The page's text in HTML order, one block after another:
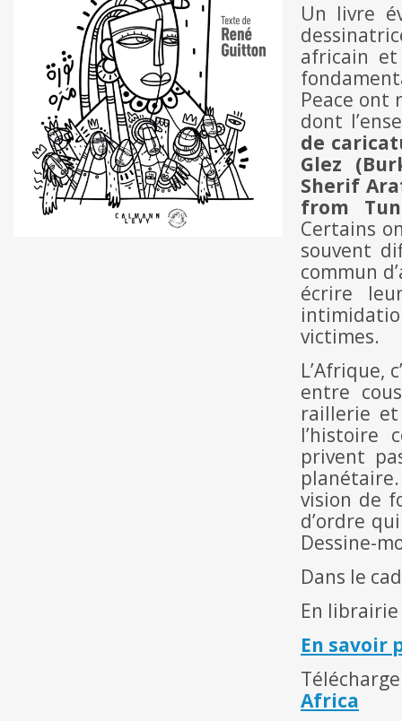
Un livre
africain
Peace ont
dont
de
Glez
Sherif
from
Certains
souvent
commun
écrire
victimes.
L’Afrique,
entre
raillerie et
l’histoire
privent
vision de
d’ordre
Dessine-
Dans le
En librairie
En savoir
Africa